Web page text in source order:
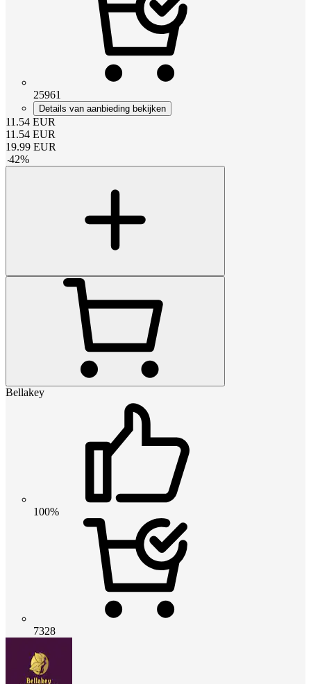
25961
Details van aanbieding bekijken
11.54 EUR
11.54 EUR
19.99 EUR
-42%
Bellakey
100%
7328